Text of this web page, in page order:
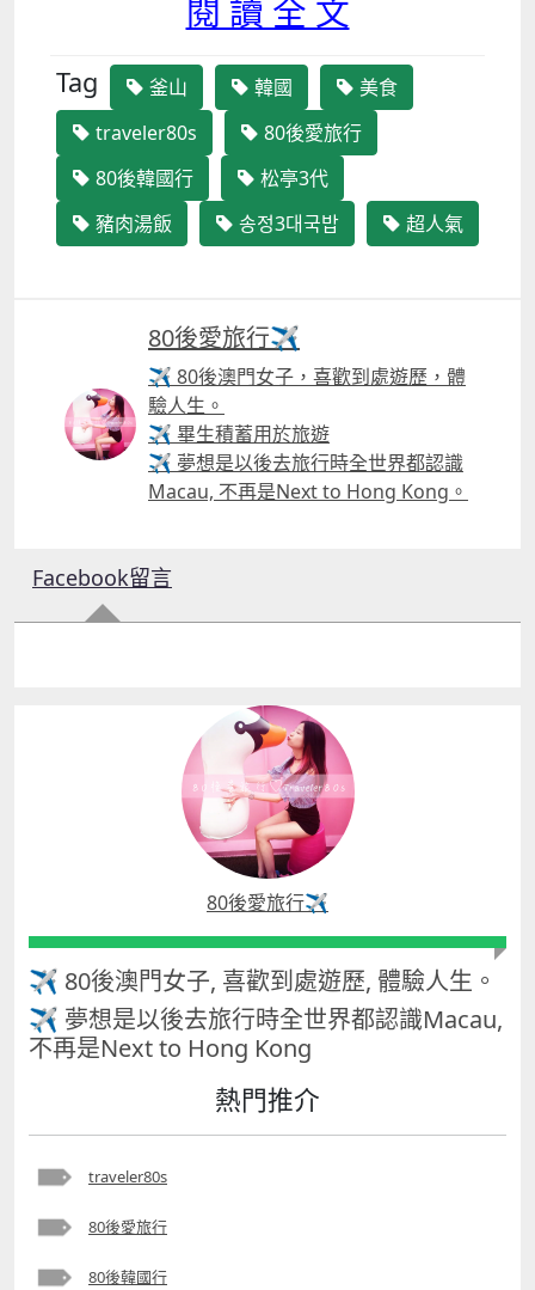
閱 讀 全 文
Tag 釜山 韓國
美食
traveler80s
80後愛旅行
80後韓國行
松亭3代
豬肉湯飯
송정3대국밥 超人氣
80後愛旅行✈️
✈ 80後澳門女子，喜歡到處遊歷，體
驗人生。
✈ 畢生積蓄用於旅遊
✈ 夢想是以後去旅行時全世界都認識
Macau, 不再是Next to Hong Kong。
Facebook留言
80後愛旅行✈️
✈ 80後澳門女子, 喜歡到處遊歷, 體驗人生。
✈ 夢想是以後去旅行時全世界都認識Macau,
不再是Next to Hong Kong
熱門推介
traveler80s
80後愛旅行
80後韓國行